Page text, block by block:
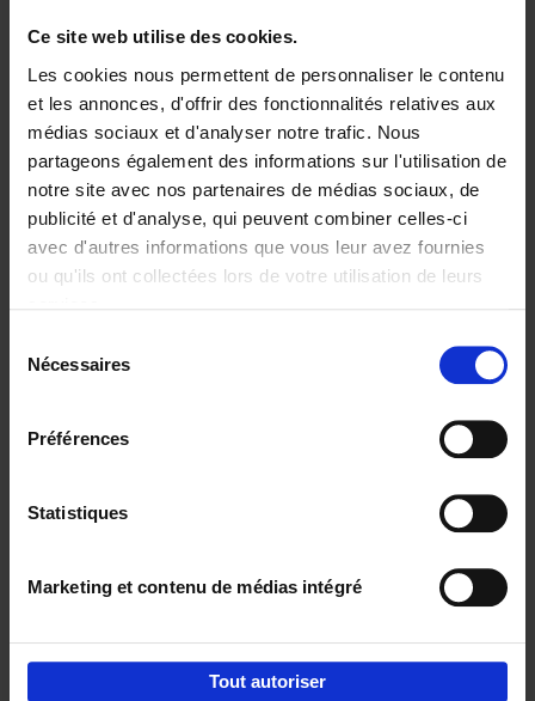
Ce site web utilise des cookies.
Les cookies nous permettent de personnaliser le contenu
et les annonces, d'offrir des fonctionnalités relatives aux
médias sociaux et d'analyser notre trafic. Nous
partageons également des informations sur l'utilisation de
notre site avec nos partenaires de médias sociaux, de
publicité et d'analyse, qui peuvent combiner celles-ci
avec d'autres informations que vous leur avez fournies
ou qu'ils ont collectées lors de votre utilisation de leurs
Nécessaires
Préférences
Statistiques
Marketing et contenu de médias intégré
Tout autoriser
Building Bonds = Building
Business
Jochen Roef Jozefien De Feyter
Carolien Boom
Couverture souple
2025 200
€29,99
Digital marketing like a PRO -
completely revised edition (EN)